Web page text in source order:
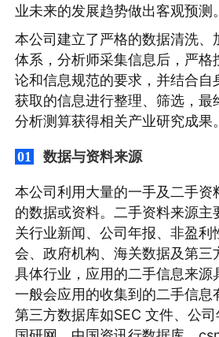
业未来的发展趋势做出客观预测。
本公司建立了严格的数据清洗、
体系，分析师采集信息后，严格
论和信息规范的要求，并结合自
获取的信息进行整理、筛选，最
分析测算获得相关产业研究成果。
01 数据与资料来源
本公司利用大量的一手及二手资
的数据或资料。二手资料来源主
关行业新闻、公司年报、非盈利
会、政府机构、海关数据及第三
具体行业，应用的二手信息来源
一般会应用的收集到的二手信息
第三方数据库如SEC 文件、公司